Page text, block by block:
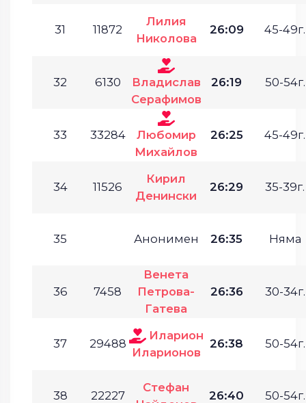
31 11872
Лилия
Николова
26:09 45-49г.
32 6130
Владислав
Серафимов
26:19 50-54г.
33 33284
Любомир
Михайлов
26:25 45-49г.
34 11526
Кирил
Денински
26:29 35-39г.
35 Анонимен 26:35 Няма
36 7458
Венета
Петрова-
Гатева
26:36 30-34г.
37 29488
Иларион
Иларионов
26:38 50-54г.
38 22227
Стефан
26:40 50-54г.